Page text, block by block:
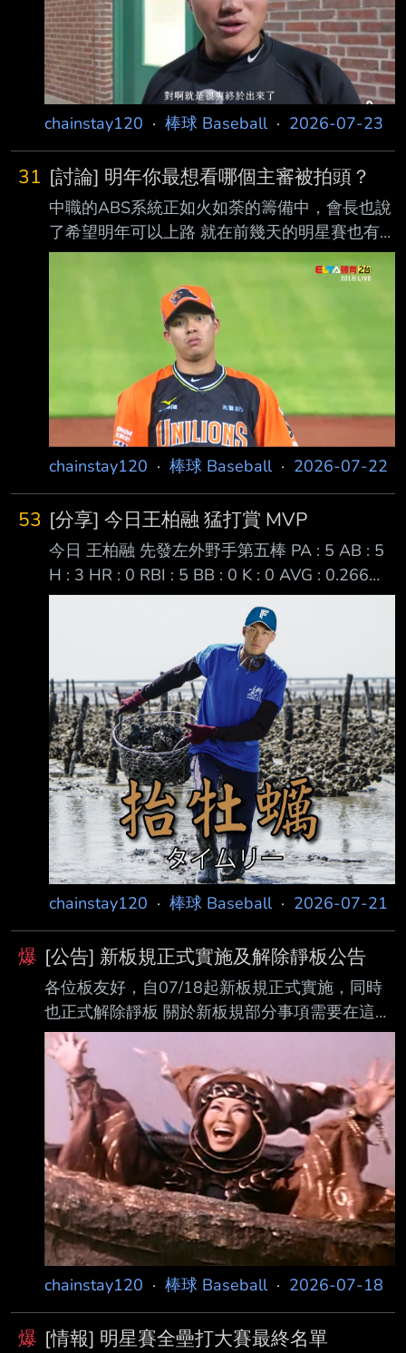
https://i.imgur.com/EmUV5dz.gif
https://i.imgur.com/NYTZW5K.gif
https://i.imgur.com/ZBIv
chainstay120 · 棒球 Baseball· 2026-07-23
31 [討論] 明年你最想看哪個主審被拍頭？
中職的ABS系統正如火如荼的籌備中，會長也說
了希望明年可以上路 就在前幾天的明星賽也有
展示，而昨天二軍也開始在實測 那麼，你各位
明年最想看哪位幻神被挑戰ABS？ 1.林金達(變
形金達) 2.江春緯(牛肉麵) 3.邱景彥(海景彥) 4.羅
鈞鴻(神奇海羅) 5.尤志欽 6.陳均瑋 我自己是覺得
帥輝以外上面提到的這幾個我都想看他們被ABS
挑戰 還有昨天啾爪戰的日籍主審也順便，如果
明年還繼續在中職的話我也很想看他被挑戰 還
有推文小心不要踩到B7 -- 達妮婭是我的媽媽/老
婆/女兒/好女孩... https://i
chainstay120 · 棒球 Baseball· 2026-07-22
53 [分享] 今日王柏融 猛打賞 MVP
今日 王柏融 先發左外野手第五棒 PA : 5 AB : 5
H : 3 HR : 0 RBI : 5 BB : 0 K : 0 AVG : 0.266
OBP : 0.313 SLG : 0.406 OPS : 0.719 OPS+:
119 一滾 二安 一安 雙殺 一安 今天是，抬牡蠣
大王！ https://i.imgur.com/36Emuc1.png 三局
上半落後時，大王擊出中外野二壘安打，送回吳
念庭還有魔鷹大哥，比分來到3:4 五局上半落後
時，大王擊出右外野一壘安打，送回吳念庭，比
分來到5:6
chainstay120 · 棒球 Baseball· 2026-07-21
爆 [公告] 新板規正式實施及解除靜板公告
各位板友好，自07/18起新板規正式實施，同時
也正式解除靜板 關於新板規部分事項需要在這邊
跟大家宣導 1.板規v8.0正式實施並常駐置底 2.檢
舉板板規v2.0亦正式實施並於檢舉板常駐置底 3.
基於上面兩點，不管是在主板還是檢舉板，均遵
守最新板規 這裡簡單的列一些新版板規修正後的
重點： 1.新聞及情報分類文章均需附上來源網址
(A3-2) 但情報如分享比賽中計、劇場等訊息不在
此限 2.文章字數限制改為不得小於30中文字(A5-
1) 3.今日文打者資訊不再需要得分(R) 4.特定文新
增姓名亂碼補正條款(A6-
chainstay120 · 棒球 Baseball· 2026-07-18
爆 [情報] 明星賽全壘打大賽最終名單